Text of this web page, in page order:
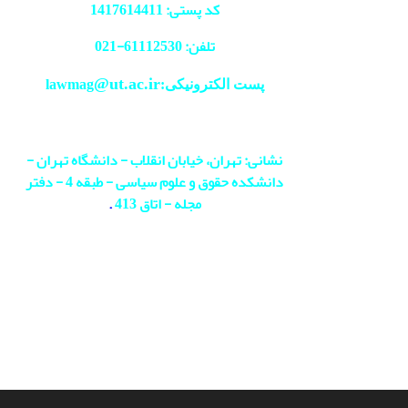
کد پستی: 1417614411
تلفن: 61112530-
021
پست الکترونیکی:lawmag@ut.ac.ir
نشانی: تهران، خیابان انقلاب - دانشگاه تهران -
دانشکده حقوق و علوم سیاسی - طبقه 4 - دفتر
مجله - اتاق 413
.